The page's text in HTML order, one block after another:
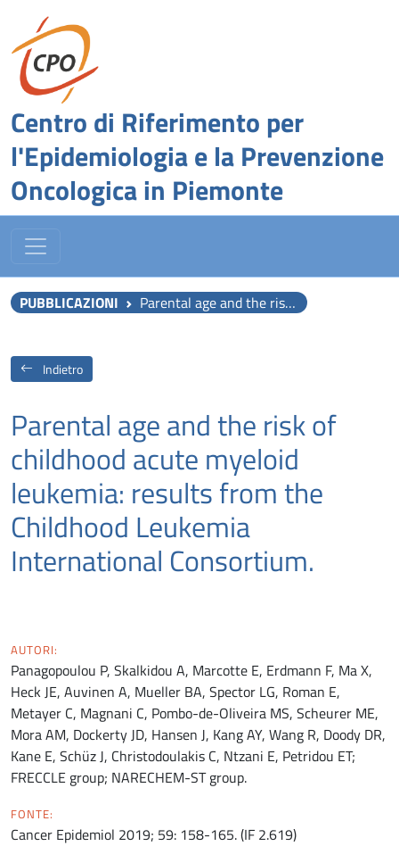
Centro di Riferimento per
l'Epidemiologia e la Prevenzione
Oncologica in Piemonte
PUBBLICAZIONI Parental age and the risk of childhood acute myeloid leukemia: results from the Childhood Leukemia International Consortium.
Indietro
Parental age and the risk of
childhood acute myeloid
leukemia: results from the
Childhood Leukemia
International Consortium.
AUTORI:
Panagopoulou P, Skalkidou A, Marcotte E, Erdmann F, Ma X,
Heck JE, Auvinen A, Mueller BA, Spector LG, Roman E,
Metayer C, Magnani C, Pombo-de-Oliveira MS, Scheurer ME,
Mora AM, Dockerty JD, Hansen J, Kang AY, Wang R, Doody DR,
Kane E, Schüz J, Christodoulakis C, Ntzani E, Petridou ET;
FRECCLE group; NARECHEM-ST group.
FONTE:
Cancer Epidemiol 2019; 59: 158-165. (IF 2.619)